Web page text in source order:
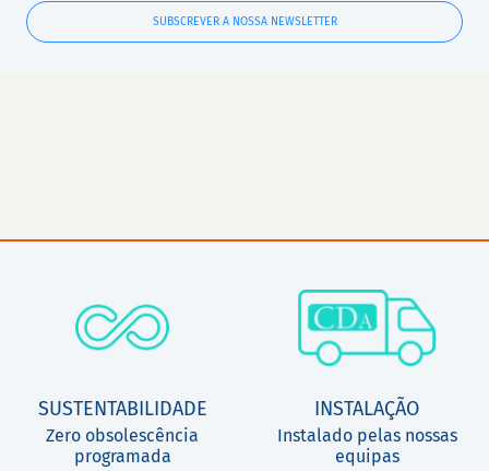
SUBSCREVER A NOSSA NEWSLETTER
SUSTENTABILIDADE
Zero obsolescência
programada
INSTALAÇÃO
Instalado pelas nossas
equipas